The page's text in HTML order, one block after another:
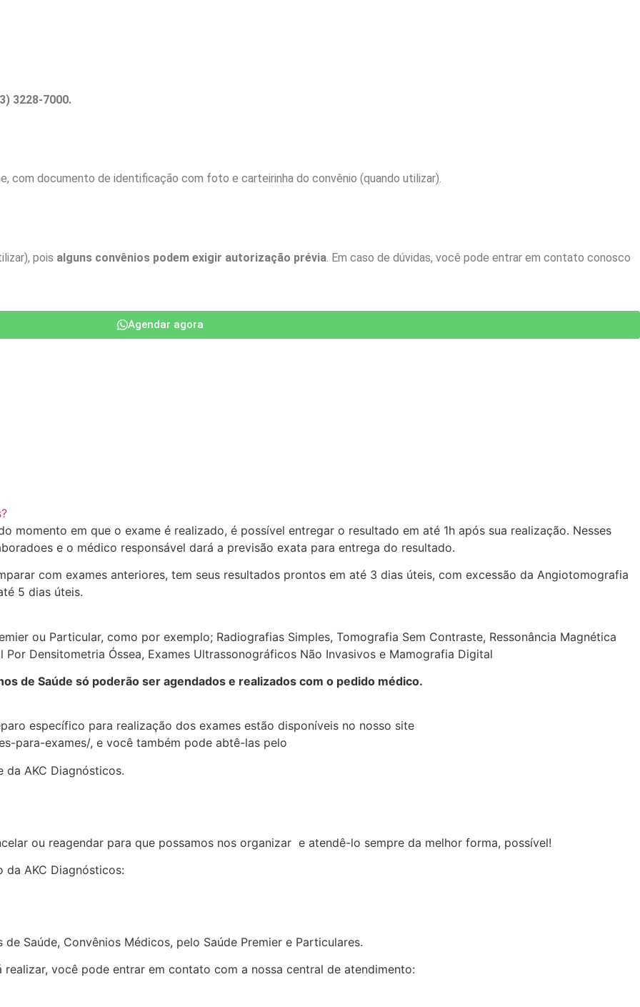
3228-7000.
com documento de identificação com foto e carteirinha do convênio (quando utilizar).
pois alguns convênios podem exigir autorização prévia . Em caso de dúvidas, você pode entrar em contato conosco
Agendar agora
momento em que o exame é realizado, é possível entregar o resultado em até 1h após sua realização. Nesses
e o médico responsável dará a previsão exata para entrega do resultado.
com exames anteriores, tem seus resultados prontos em até 3 dias úteis, com excessão da Angiotomografia
5 dias úteis.
ou Particular, como por exemplo; Radiografias Simples, Tomografia Sem Contraste, Ressonância Magnética
Densitometria Óssea, Exames Ultrassonográficos Não Invasivos e Mamografia Digital
de Saúde só poderão ser agendados e realizados com o pedido médico.
específico para realização dos exames estão disponíveis no nosso site
para-exames/, e você também pode abtê-las pelo
AKC Diagnósticos.
ou reagendar para que possamos nos organizar e atendê-lo sempre da melhor forma, possível!
AKC Diagnósticos:
Saúde, Convênios Médicos, pelo Saúde Premier e Particulares.
você pode entrar em contato com a nossa central de atendimento: